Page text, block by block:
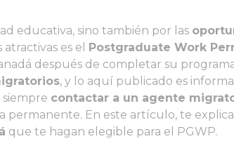
educativa, sino también por las
es el Postgraduate Work
después de completar su
, y lo aquí publicado es
siempre contactar a un agente
permanente. En este artículo, te
que te hagan elegible para el PGWP.